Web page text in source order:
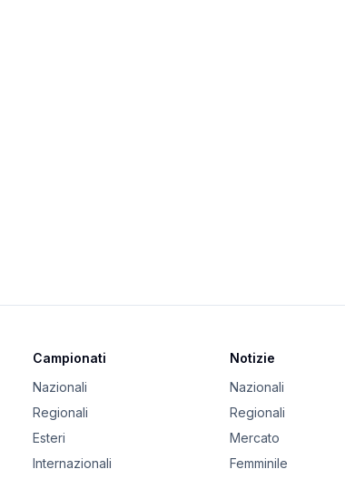
Campionati
Nazionali
Regionali
Esteri
Internazionali
Notizie
Nazionali
Regionali
Mercato
Femminile